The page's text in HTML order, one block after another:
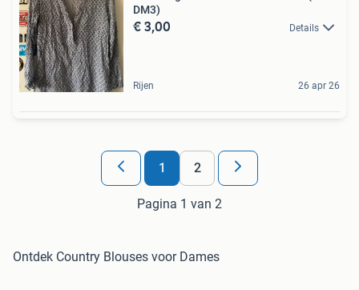
DM3)
€ 3,00 Details
Rijen 26 apr 26
1 2
Pagina 1 van 2
Ontdek Country Blouses voor Dames